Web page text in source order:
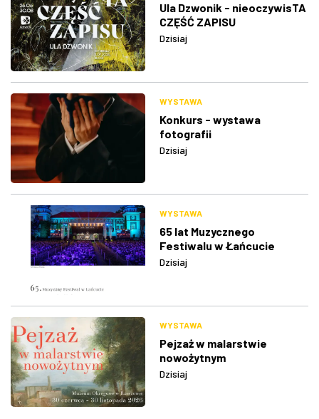
Ula Dzwonik - nieoczywisTA
CZĘŚĆ ZAPISU
Dzisiaj
WYSTAWA
Konkurs - wystawa
fotografii
Dzisiaj
WYSTAWA
65 lat Muzycznego
Festiwalu w Łańcucie
Dzisiaj
WYSTAWA
Pejzaż w malarstwie
nowożytnym
Dzisiaj